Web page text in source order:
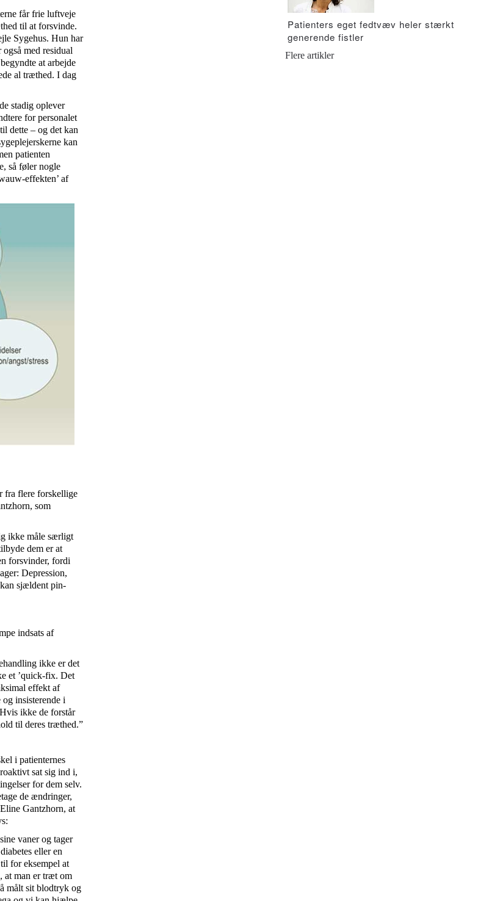
får frie luftveje
til at forsvinde.
Sygehus. Hun har
med residual
at arbejde
al træthed. I dag
stadig oplever
for personalet
dette – og det kan
kan
patienten
så føler nogle
effekten’ af
fra flere forskellige
som
ikke måle særligt
dem er at
forsvinder, fordi
Depression,
sjældent pin-
indsats af
ikke er det
et ’quick-fix. Det
effekt af
insisterende i
ikke de forstår
til deres træthed.”
i patienternes
sat sig ind i,
for dem selv.
de ændringer,
Gantzhorn, at
vaner og tager
eller en
for eksempel at
at man er træt om
målt sit blodtryk og
Patienters eget fedtvæv heler stærkt
generende fistler
Flere artikler